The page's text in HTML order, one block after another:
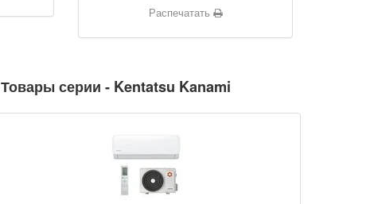
Распечатать
Товары серии - Kentatsu Kanami